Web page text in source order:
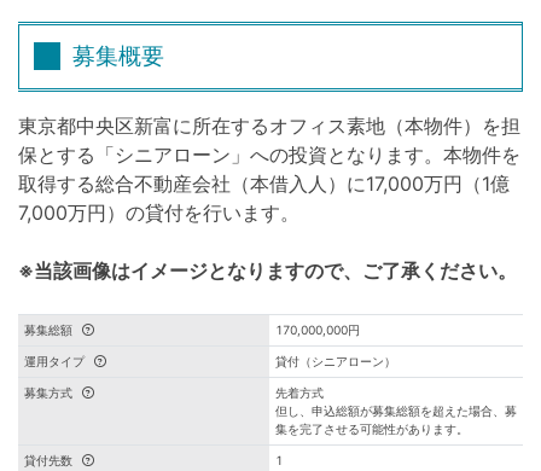
募集概要
東京都中央区新富に所在するオフィス素地（本物件）を担
保とする「シニアローン」への投資となります。本物件を
取得する総合不動産会社（本借入人）に17,000万円（1億
7,000万円）の貸付を行います。
※当該画像はイメージとなりますので、ご了承ください。
募集総額 170,000,000円
運用タイプ 貸付（シニアローン）
募集方式
先着方式
但し、申込総額が募集総額を超えた場合、募
集を完了させる可能性があります。
貸付先数 1